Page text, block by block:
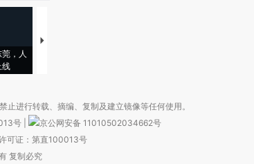
莞，人
线
【推广】走进第四届链博
进行转载、摘编、复制及建立镜像等任何使用。
号
京公网安备 11010502034662号
可证：第直100013号
复制必究